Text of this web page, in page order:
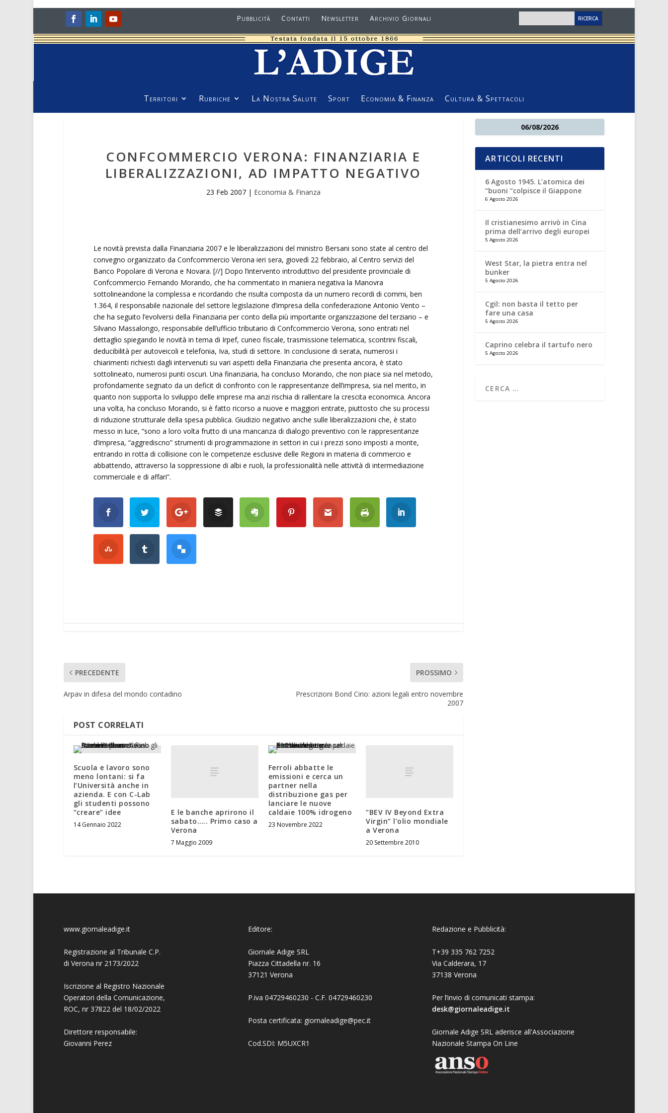
Pubblicità Contatti Newsletter Archivio Giornali
Territori Rubriche La Nostra Salute Sport Economia & Finanza Cultura & Spettacoli
CONFCOMMERCIO VERONA: FINANZIARIA E
LIBERALIZZAZIONI, AD IMPATTO NEGATIVO
23 Feb 2007| Economia & Finanza
Le novità prevista dalla Finanziaria 2007 e le liberalizzazioni del ministro Bersani sono state al centro del
convegno organizzato da Confcommercio Verona ieri sera, giovedì 22 febbraio, al Centro servizi del
Banco Popolare di Verona e Novara. [//] Dopo l’intervento introduttivo del presidente provinciale di
Confcommercio Fernando Morando, che ha commentato in maniera negativa la Manovra
sottolineandone la complessa e ricordando che risulta composta da un numero recordi di commi, ben
1.364, il responsabile nazionale del settore legislazione d’impresa della confederazione Antonio Vento –
che ha seguito l’evolversi della Finanziaria per conto della più importante organizzazione del terziario – e
Silvano Massalongo, responsabile dell’ufficio tributario di Confcommercio Verona, sono entrati nel
dettaglio spiegando le novità in tema di Irpef, cuneo fiscale, trasmissione telematica, scontrini fiscali,
deducibilità per autoveicoli e telefonia, Iva, studi di settore. In conclusione di serata, numerosi i
chiarimenti richiesti dagli intervenuti su vari aspetti della Finanziaria che presenta ancora, è stato
sottolineato, numerosi punti oscuri. Una finanziaria, ha concluso Morando, che non piace sia nel metodo,
profondamente segnato da un deficit di confronto con le rappresentanze dell’impresa, sia nel merito, in
quanto non supporta lo sviluppo delle imprese ma anzi rischia di rallentare la crescita economica. Ancora
una volta, ha concluso Morando, si è fatto ricorso a nuove e maggiori entrate, piuttosto che su processi
di riduzione strutturale della spesa pubblica. Giudizio negativo anche sulle liberalizzazioni che, è stato
messo in luce, “sono a loro volta frutto di una mancanza di dialogo preventivo con le rappresentanze
d’impresa, “aggrediscno” strumenti di programmazione in settori in cui i prezzi sono imposti a monte,
entrando in rotta di collisione con le competenze esclusive delle Regioni in materia di commercio e
abbattendo, attraverso la soppressione di albi e ruoli, la professionalità nelle attività di intermediazione
commerciale e di affari”.
PRECEDENTE
Arpav in difesa del mondo contadino
PROSSIMO
Prescrizioni Bond Cirio: azioni legali entro novembre
2007
POST CORRELATI
Scuola e lavoro sono
meno lontani: si fa
l’Università anche in
azienda. E con C-Lab
gli studenti possono
“creare” idee
14 Gennaio 2022
E le banche aprirono il
sabato….. Primo caso a
Verona
7 Maggio 2009
Ferroli abbatte le
emissioni e cerca un
partner nella
distribuzione gas per
lanciare le nuove
caldaie 100% idrogeno
23 Novembre 2022
“BEV IV Beyond Extra
Virgin” l’olio mondiale
a Verona
20 Settembre 2010
06/08/2026
ARTICOLI RECENTI
6 Agosto 1945. L’atomica dei
“buoni “colpisce il Giappone
6 Agosto 2026
Il cristianesimo arrivò in Cina
prima dell’arrivo degli europei
5 Agosto 2026
West Star, la pietra entra nel
bunker
5 Agosto 2026
Cgil: non basta il tetto per
fare una casa
5 Agosto 2026
Caprino celebra il tartufo nero
5 Agosto 2026
www.giornaleadige.it
Registrazione al Tribunale C.P.
di Verona nr 2173/2022
Iscrizione al Registro Nazionale
Operatori della Comunicazione,
ROC, nr 37822 del 18/02/2022
Direttore responsabile:
Giovanni Perez
Editore:
Giornale Adige SRL
Piazza Cittadella nr. 16
37121 Verona
P.iva 04729460230 - C.F. 04729460230
Posta certificata: giornaleadige@pec.it
Cod.SDI: M5UXCR1
Redazione e Pubblicità:
T+39 335 762 7252
Via Calderara, 17
37138 Verona
Per l’invio di comunicati stampa:
desk@giornaleadige.it
Giornale Adige SRL aderisce all'Associazione
Nazionale Stampa On Line